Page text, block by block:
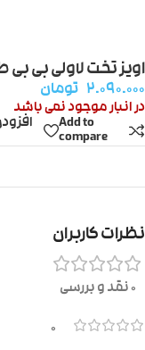
اویز تخت لاولی بی
۲.۰۹۰.۰۰۰ تومان
در انبار موجود نمی باشد
Add to
compare
نظرات کاربران
0 نقد و بررسی
0